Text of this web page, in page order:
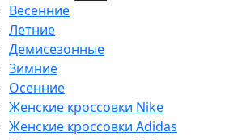
Весенние
Летние
Демисезонные
Зимние
Осенние
Женские кроссовки Nike
Женские кроссовки Adidas